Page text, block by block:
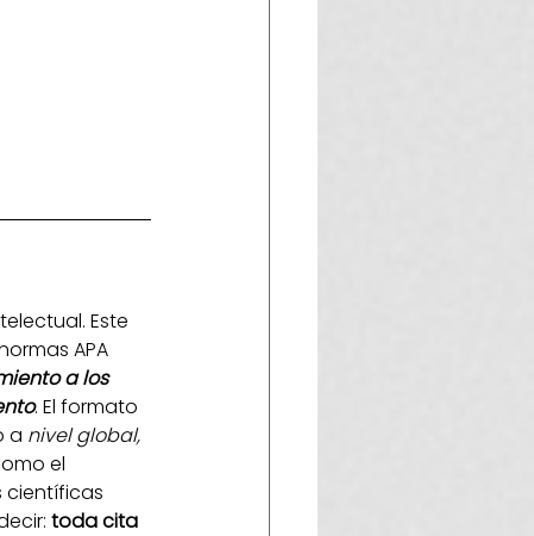
Este
APA
a los
. El formato
a nivel global,
el
científicas
toda cita